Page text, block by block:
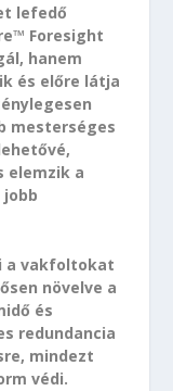
lefedő
Foresight
hanem
és előre látja
mesterséges
elemzik a
a vakfoltokat
növelve a
és
redundancia
mindezt
védi.